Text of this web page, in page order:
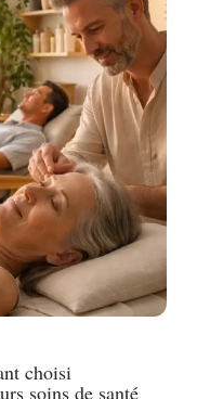
choisi
soins de santé